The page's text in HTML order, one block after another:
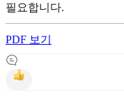
필요합니다.
PDF 보기